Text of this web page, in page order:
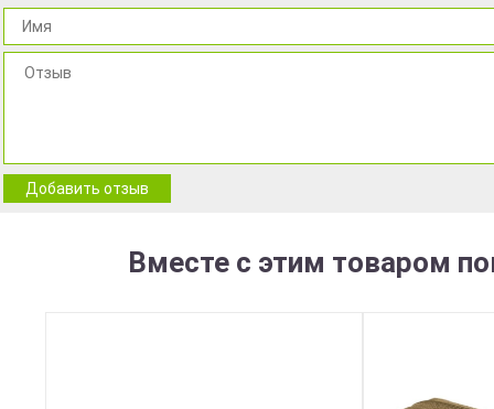
Добавить отзыв
Вместе с этим товаром